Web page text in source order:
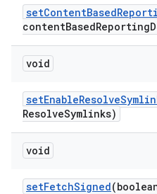
setContentBased
contentBasedReporting
void
setEnableResolve
ResolveSymlinks)
void
setFetchSigned